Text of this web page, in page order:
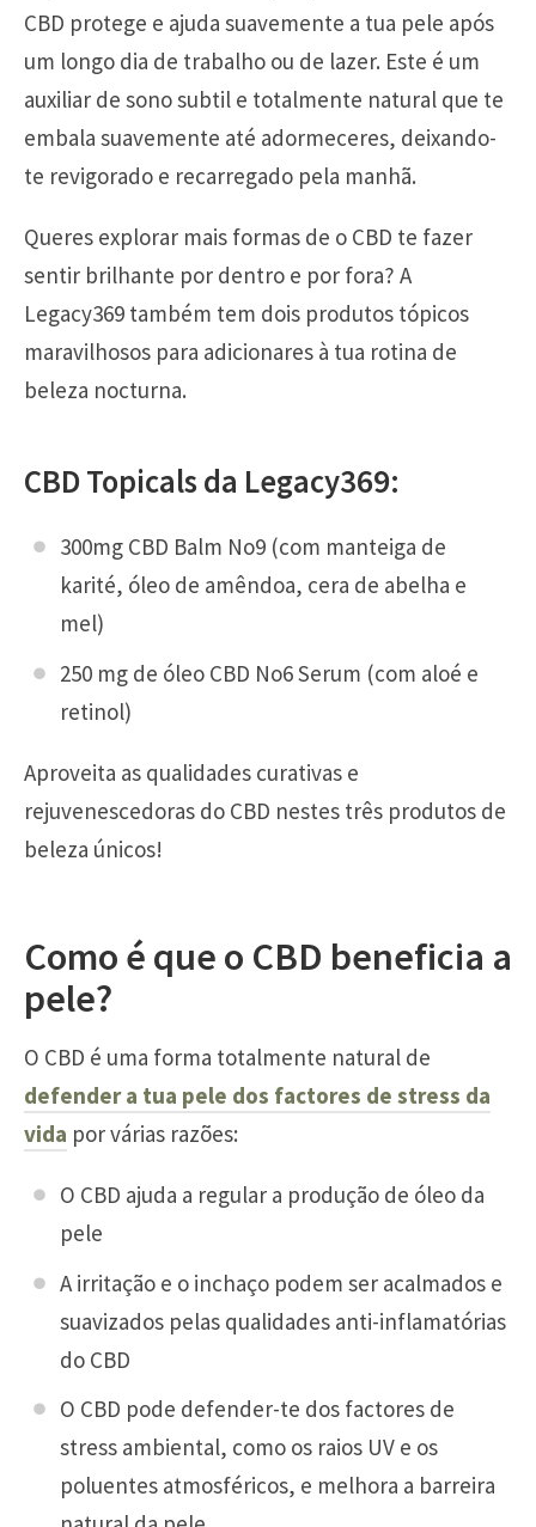
CBD protege e ajuda suavemente a tua pele após
um longo dia de trabalho ou de lazer. Este é um
auxiliar de sono subtil e totalmente natural que te
embala suavemente até adormeceres, deixando-
te revigorado e recarregado pela manhã.
Queres explorar mais formas de o CBD te fazer
sentir brilhante por dentro e por fora? A
Legacy369 também tem dois produtos tópicos
maravilhosos para adicionares à tua rotina de
beleza nocturna.
CBD Topicals da Legacy369:
300mg CBD Balm No9 (com manteiga de
karité, óleo de amêndoa, cera de abelha e
mel)
250 mg de óleo CBD No6 Serum (com aloé e
retinol)
Aproveita as qualidades curativas e
rejuvenescedoras do CBD nestes três produtos de
beleza únicos!
Como é que o CBD beneficia a
pele?
O CBD é uma forma totalmente natural de
defender a tua pele dos factores de stress da
vida por várias razões:
O CBD ajuda a regular a produção de óleo da
pele
A irritação e o inchaço podem ser acalmados e
suavizados pelas qualidades anti-inflamatórias
do CBD
O CBD pode defender-te dos factores de
stress ambiental, como os raios UV e os
poluentes atmosféricos, e melhora a barreira